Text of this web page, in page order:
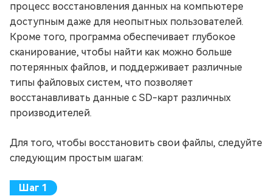
процесс восстановления данных на компьютере
доступным даже для неопытных пользователей.
Кроме того, программа обеспечивает глубокое
сканирование, чтобы найти как можно больше
потерянных файлов, и поддерживает различные
типы файловых систем, что позволяет
восстанавливать данные с SD-карт различных
производителей.
Для того, чтобы восстановить свои файлы, следуйте
следующим простым шагам: